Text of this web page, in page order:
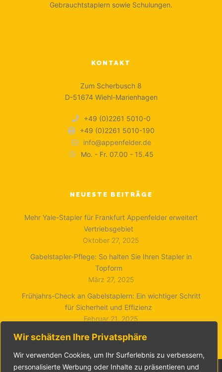
Wir schätzen Ihre Privatsphäre
Wir verwenden Cookies, um Ihr Surferlebnis zu verbessern,
personalisierte Werbung oder Inhalte zu präsentieren und
Gebrauchtstaplern sowie Schulungen.
KONTAKT
Zum Scherbusch 8
D-51674 Wiehl-Marienhagen
+49 (0)2261 5010-0
+49 (0)2261 5010-190
info@appenfelder.de
Mo. - Fr. 07.00 - 15.45
NEUESTE BEITRÄGE
Mehr Yale-Stapler für Frankfurt Appenfelder erweitert
Vertriebsgebiet
Oktober 27, 2025
Gabelstapler-Pflege: So halten Sie Ihren Stapler in
Topform
März 27, 2025
Frühjahrs-Check an Gabelstaplern: Ein wichtiger Schritt
für Sicherheit und Effizienz
Februar 21, 2025